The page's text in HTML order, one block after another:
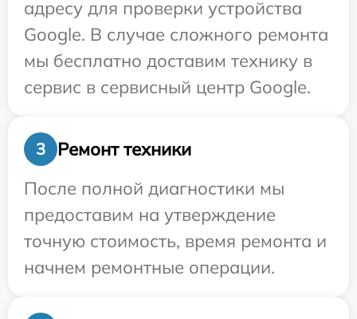
адресу для проверки устройства
Google. В случае сложного ремонта
мы бесплатно доставим технику в
сервис в сервисный центр Google.
3
Ремонт техники
После полной диагностики мы
предоставим на утверждение
точную стоимость, время ремонта и
начнем ремонтные операции.